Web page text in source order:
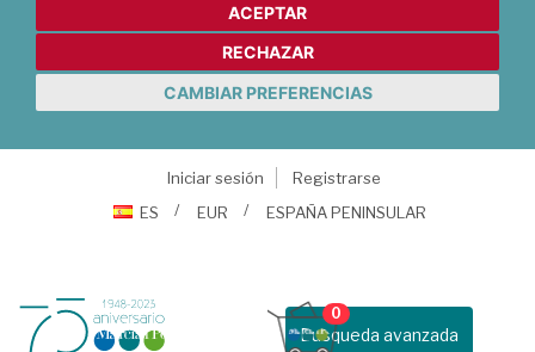
ACEPTAR
RECHAZAR
CAMBIAR PREFERENCIAS
Iniciar sesión
Registrarse
ES
EUR ESPAÑA PENINSULAR
Busqueda avanzada
0